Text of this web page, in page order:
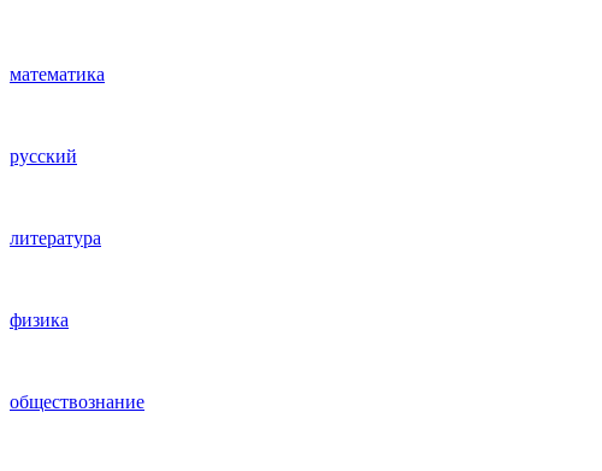
математика
русский
литература
физика
обществознание